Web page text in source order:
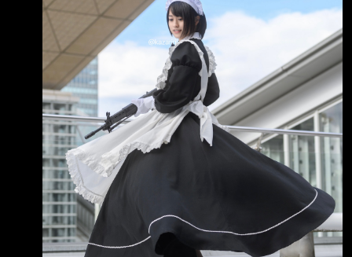
普：「我認為我們或許能達成一些東西，但在對
他 們斬首之前，我想給他們最後機會。」 伊朗
外交部發言人貝卡伊稍早宣稱，未與美國進行談
判，之後川普就於社群媒體發文批評 ，伊朗領
導階層極為表裡不一 當被問及談判狀況時，川
普告訴記者「目前正進行中」。他還說：「這是
他們（伊朗）簽 署一份好文件的最